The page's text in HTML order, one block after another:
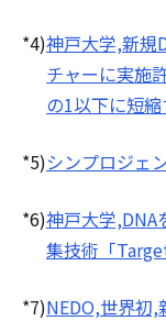
*4)神戸大学,新規
チャーに実施
の1以下に短
*5)シンプロジェ
*6)神戸大学,DNA
集技術「
*7)NEDO,世界初